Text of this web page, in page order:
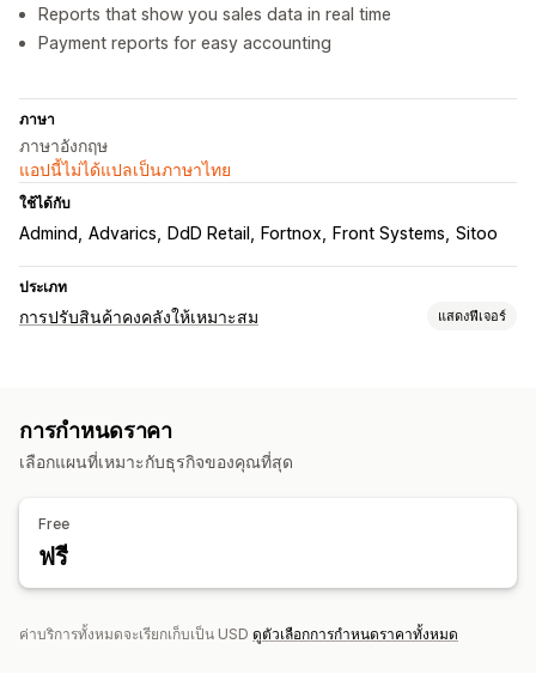
Reports that show you sales data in real time
Payment reports for easy accounting
ภาษา
ภาษาอังกฤษ
แอปนี้ไม่ได้แปลเป็นภาษาไทย
ใช้ได้กับ
Admind Advarics DdD Retail Fortnox Front Systems Sitoo
ประเภท
การปรับสินค้าคงคลังให้เหมาะสม แสดงฟีเจอร์
การจัดการคำสั่งซื้อ
การแจ้งเตือนและการวิเคราะห์
การแจ้งเตือนการเติมสต็อกสินค้า
การแจ้งเตือนสต็อกสินค้าต่ำ การแจ้งเตือนหมดสต็อก
การกำหนดราคา
เลือกแผนที่เหมาะกับธุรกิจของคุณที่สุด
Free
ฟรี
ค่าบริการทั้งหมดจะเรียกเก็บเป็น USD ดูตัวเลือกการกำหนดราคาทั้งหมด